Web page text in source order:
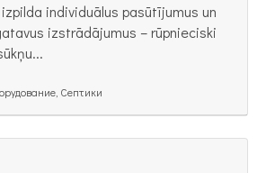
izpilda individuālus pasūtījumus un
izstrādājumus – rūpnieciski
Септики